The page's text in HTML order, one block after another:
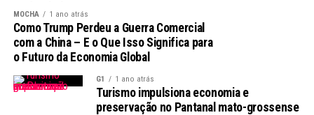
O Futuro de Roberto Carlos
À medida que a situação de saúde de Roberto Carlos
evolui, muitos se perguntam sobre seus planos futuros.
O ex-atleta já anunciou que deseja continuar se
dedicando a projetos pessoais e promocionais.
MOCHA 1 ano atrás
Como Trump Perdeu a Guerra Comercial
com a China – E o Que Isso Significa para
o Futuro da Economia Global
G1 1 ano atrás
Turismo impulsiona economia e
preservação no Pantanal mato-grossense